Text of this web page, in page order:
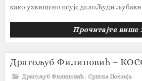
како узвишено псује делоЉуди
Прочитајте више
Драгољуб Филиповић –
Драгољуб Филиповић , Српска Поезија